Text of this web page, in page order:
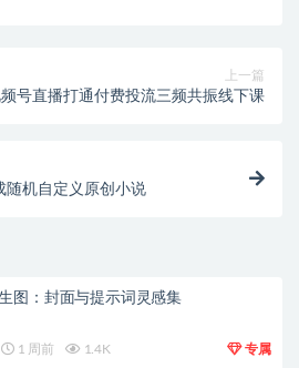
上一篇
号直播打通付费投流三频共振线下课
随机自定义原创小说
图：封面与提示词灵感集
1 周前 1.4K 专属